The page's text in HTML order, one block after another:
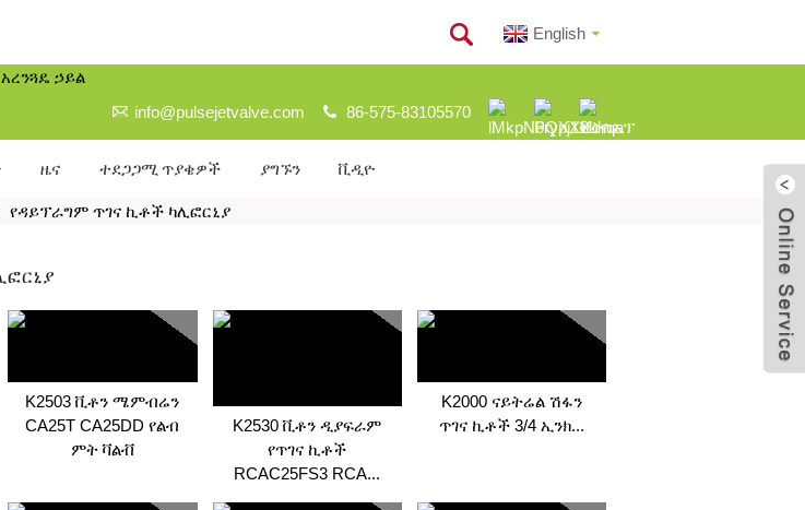
English
info@pulsejetvalve.com 86-575-83105570
ዜና ተደጋጋሚ ጥያቄዎች ያግኙን ቪዲዮ
የዳይፕራግም ጥገና ኪቶች ካሊፎርኒያ
K2503 ቪቶን ሜምብሬን
CA25T CA25DD የልብ
ምት ቫልቭ
K2530 ቪቶን ዲያፍራም
የጥገና ኪቶች
RCAC25FS3 RCA...
K2000 ናይትሬል ሽፋን
ጥገና ኪቶች 3/4 ኢንክ...